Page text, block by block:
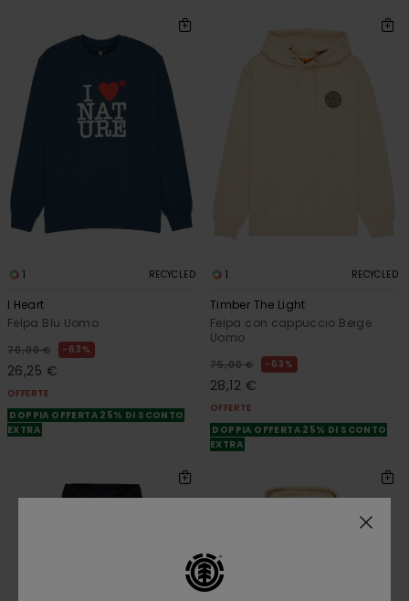
1 RECYCLED
I Heart
Felpa Blu Uomo
70,00 € 63%
26,25 €
OFFERTE
DOPPIA OFFERTA 25% DI SCONTO
EXTRA
1 RECYCLED
Timber The Light
Felpa con cappuccio Beige
Uomo
75,00 € 63%
28,12 €
OFFERTE
DOPPIA OFFERTA 25% DI SCONTO
EXTRA